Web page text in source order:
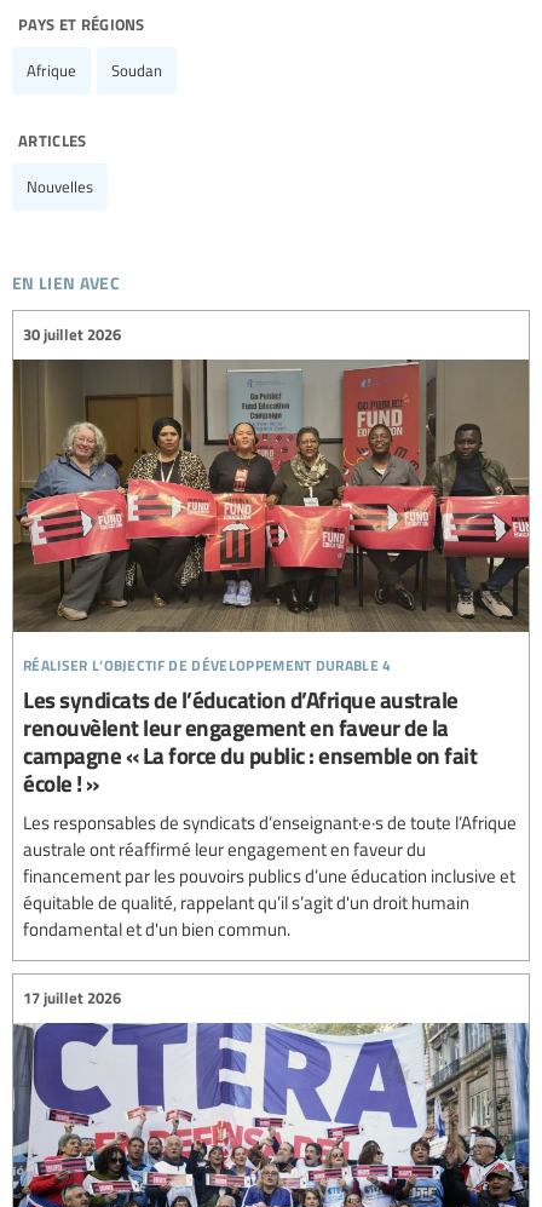
pays et régions
Afrique Soudan
articles
Nouvelles
en lien avec
réaliser l’objectif de développement durable 4
30 juillet 2026
Les syndicats de l’éducation d’Afrique australe
renouvèlent leur engagement en faveur de la
campagne « La force du public : ensemble on fait
école ! »
Les responsables de syndicats d’enseignant·e·s de toute l’Afrique
australe ont réaffirmé leur engagement en faveur du
financement par les pouvoirs publics d’une éducation inclusive et
équitable de qualité, rappelant qu’il s’agit d'un droit humain
fondamental et d'un bien commun.
17 juillet 2026